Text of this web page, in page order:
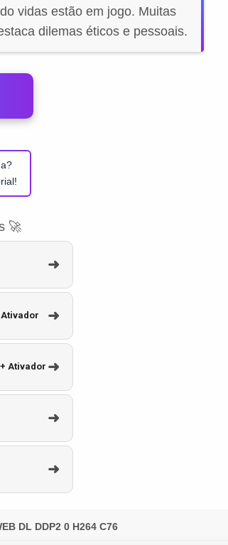
vidas estão em jogo. Muitas
dilemas éticos e pessoais.
🚀
➜
Ativador ➜
Ativador ➜
➜
➜
DL DDP2 0 H264 C76